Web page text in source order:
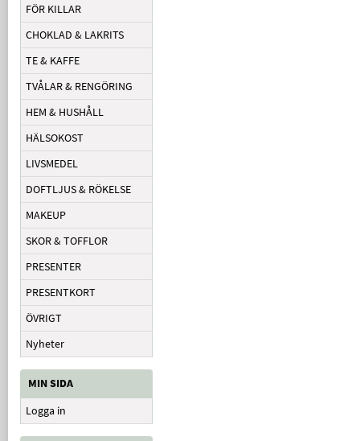
FÖR KILLAR
CHOKLAD & LAKRITS
TE & KAFFE
TVÅLAR & RENGÖRING
HEM & HUSHÅLL
HÄLSOKOST
LIVSMEDEL
DOFTLJUS & RÖKELSE
MAKEUP
SKOR & TOFFLOR
PRESENTER
PRESENTKORT
ÖVRIGT
Nyheter
MIN SIDA
Logga in